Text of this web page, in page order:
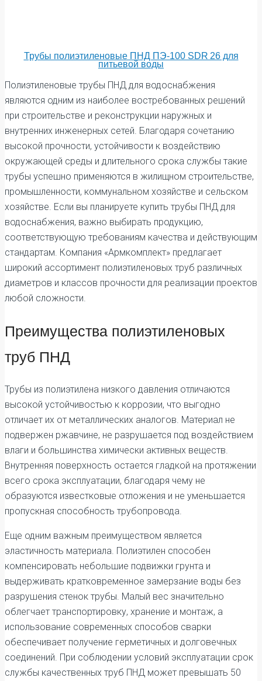
Трубы полиэтиленовые ПНД ПЭ-100 SDR 26 для
питьевой воды
Полиэтиленовые трубы ПНД для водоснабжения
являются одним из наиболее востребованных решений
при строительстве и реконструкции наружных и
внутренних инженерных сетей. Благодаря сочетанию
высокой прочности, устойчивости к воздействию
окружающей среды и длительного срока службы такие
трубы успешно применяются в жилищном строительстве,
промышленности, коммунальном хозяйстве и сельском
хозяйстве. Если вы планируете купить трубы ПНД для
водоснабжения, важно выбирать продукцию,
соответствующую требованиям качества и действующим
стандартам. Компания «Армкомплект» предлагает
широкий ассортимент полиэтиленовых труб различных
диаметров и классов прочности для реализации проектов
любой сложности.
Преимущества полиэтиленовых
труб ПНД
Трубы из полиэтилена низкого давления отличаются
высокой устойчивостью к коррозии, что выгодно
отличает их от металлических аналогов. Материал не
подвержен ржавчине, не разрушается под воздействием
влаги и большинства химически активных веществ.
Внутренняя поверхность остается гладкой на протяжении
всего срока эксплуатации, благодаря чему не
образуются известковые отложения и не уменьшается
пропускная способность трубопровода.
Еще одним важным преимуществом является
эластичность материала. Полиэтилен способен
компенсировать небольшие подвижки грунта и
выдерживать кратковременное замерзание воды без
разрушения стенок трубы. Малый вес значительно
облегчает транспортировку, хранение и монтаж, а
использование современных способов сварки
обеспечивает получение герметичных и долговечных
соединений. При соблюдении условий эксплуатации срок
службы качественных труб ПНД может превышать 50